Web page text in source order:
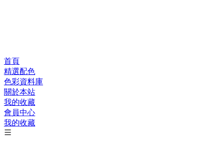
首頁
精選配色
色彩資料庫
關於本站
我的收藏
會員中心
我的收藏